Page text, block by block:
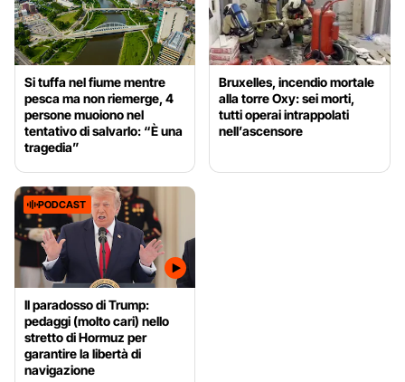
Si tuffa nel fiume mentre
pesca ma non riemerge, 4
persone muoiono nel
tentativo di salvarlo: “È una
tragedia”
Bruxelles, incendio mortale
alla torre Oxy: sei morti,
tutti operai intrappolati
nell’ascensore
PODCAST
Il paradosso di Trump:
pedaggi (molto cari) nello
stretto di Hormuz per
garantire la libertà di
navigazione